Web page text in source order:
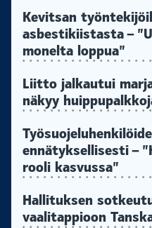
Kevitsan
asbestikiistasta –
monelta loppua”
Liitto jalkautui
näkyy
ennätyksellisesti –
rooli kasvussa”
Hallituksen
vaalitappioon